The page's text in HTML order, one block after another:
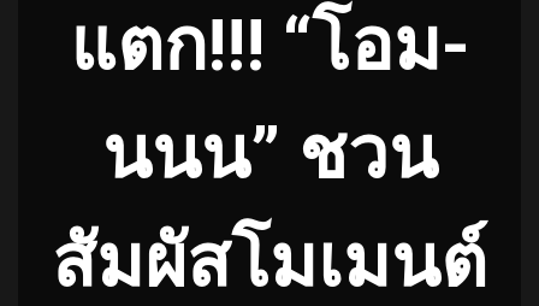
แตก!!! “โอม-
นนน” ชวน
สัมผัสโมเมนต์